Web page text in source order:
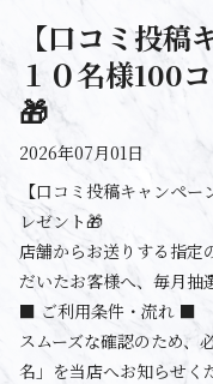
【口コミ投
１０名様100
🎁
2026年07月01日
【口コミ投稿キャンペ
レゼント🎁
店舗からお送りする指定
だいたお客様へ、毎月抽
■ ご利用条件・流れ ■
スムーズな確認のため、
名」を当店へお知らせく